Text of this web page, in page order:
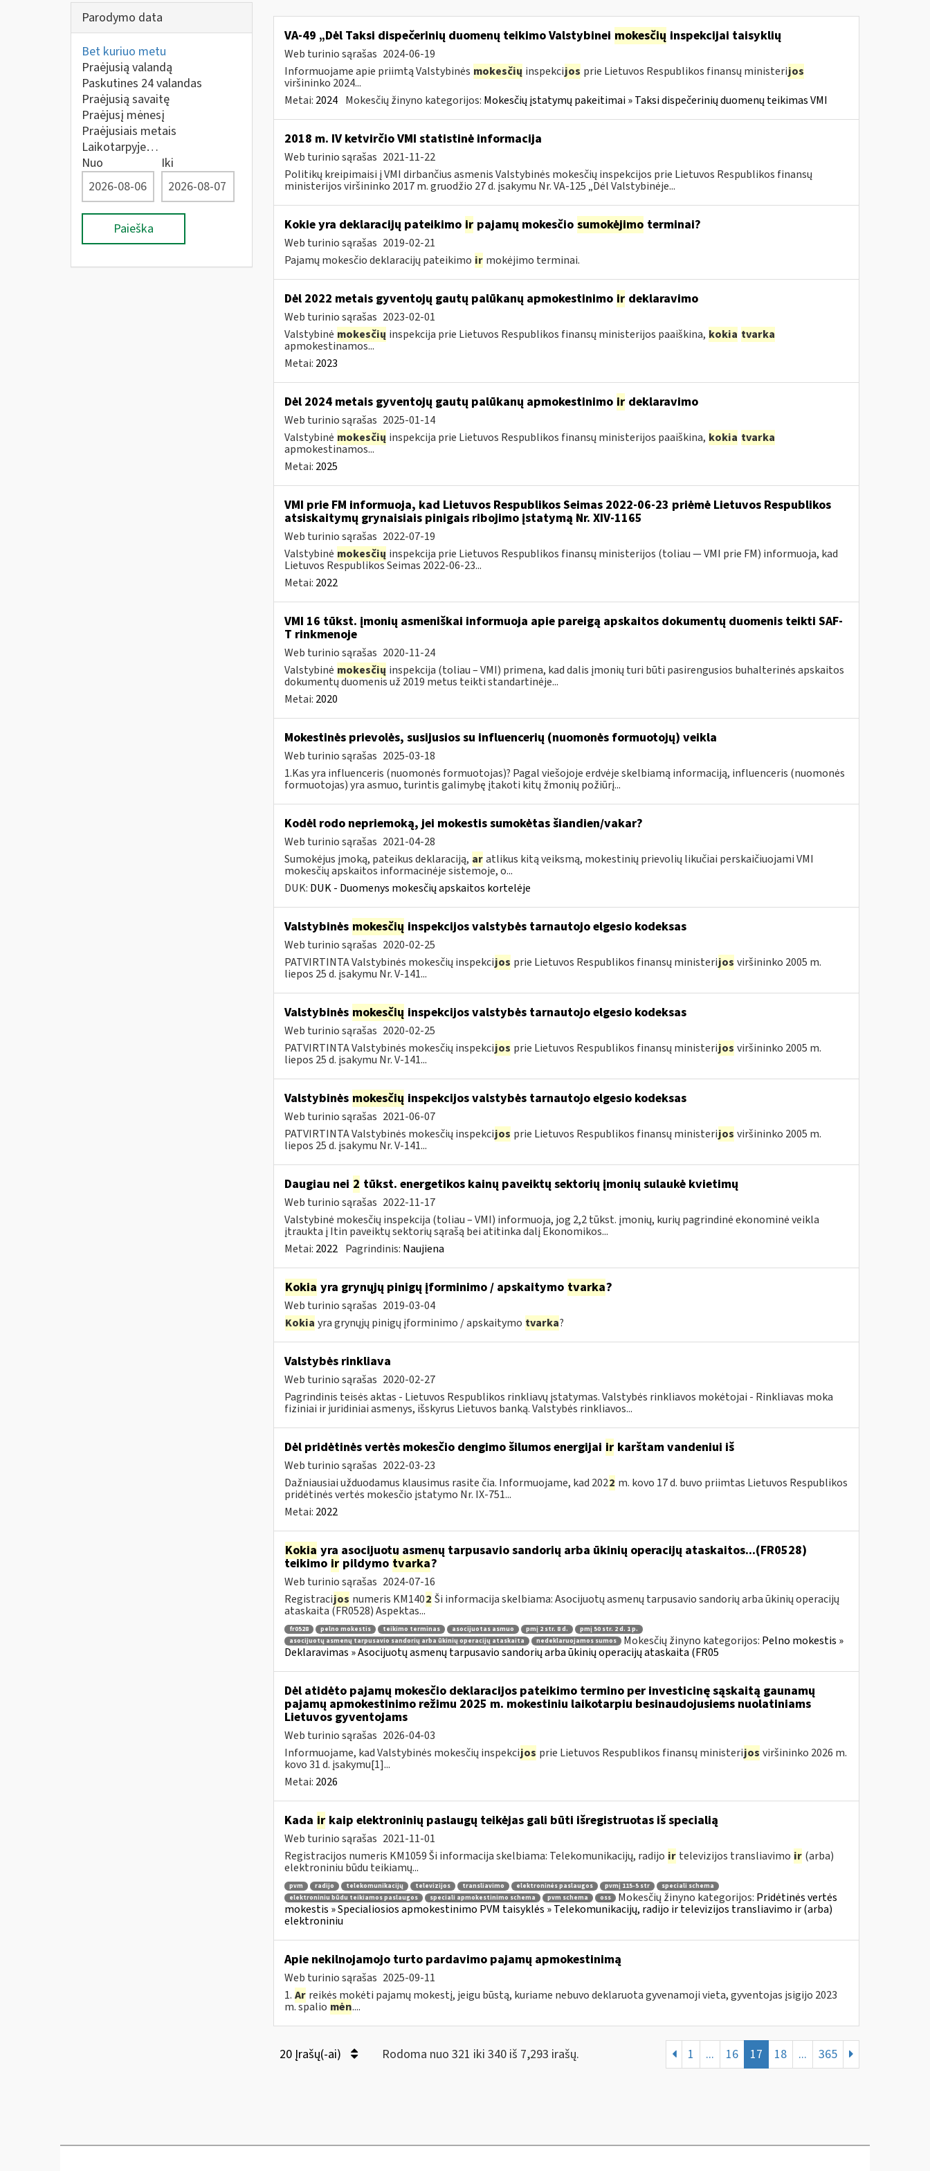
Parodymo data
Bet kuriuo metu
Praėjusią valandą
Paskutines 24 valandas
Praėjusią savaitę
Praėjusį mėnesį
Praėjusiais metais
Laikotarpyje…
Nuo
Iki
Paieška
VA-49 „Dėl Taksi dispečerinių duomenų teikimo Valstybinei mokesčių inspekcijai taisyklių
Web turinio sąrašas 2024-06-19
Informuojame apie priimtą Valstybinės mokesčių inspekcijos prie Lietuvos Respublikos finansų ministerijos
viršininko 2024...
Metai: 2024 Mokesčių žinyno kategorijos: Mokesčių įstatymų pakeitimai » Taksi dispečerinių duomenų teikimas VMI
2018 m. IV ketvirčio VMI statistinė informacija
Web turinio sąrašas 2021-11-22
Politikų kreipimaisi į VMI dirbančius asmenis Valstybinės mokesčių inspekcijos prie Lietuvos Respublikos finansų
ministerijos viršininko 2017 m. gruodžio 27 d. įsakymu Nr. VA-125 „Dėl Valstybinėje...
Kokie yra deklaracijų pateikimo irpajamų mokesčio sumokėjimo terminai?
Web turinio sąrašas 2019-02-21
Pajamų mokesčio deklaracijų pateikimo ir mokėjimo terminai.
Dėl 2022 metais gyventojų gautų palūkanų apmokestinimo irdeklaravimo
Web turinio sąrašas 2023-02-01
Valstybinė mokesčių inspekcija prie Lietuvos Respublikos finansų ministerijos paaiškina, kokia tvarka
apmokestinamos...
Metai: 2023
Dėl 2024 metais gyventojų gautų palūkanų apmokestinimo irdeklaravimo
Web turinio sąrašas 2025-01-14
Valstybinė mokesčių inspekcija prie Lietuvos Respublikos finansų ministerijos paaiškina, kokia tvarka
apmokestinamos...
Metai: 2025
VMI prie FM informuoja, kad Lietuvos Respublikos Seimas 2022-06-23 priėmė Lietuvos Respublikos
atsiskaitymų grynaisiais pinigais ribojimo įstatymą Nr. XIV-1165
Web turinio sąrašas 2022-07-19
Valstybinė mokesčių inspekcija prie Lietuvos Respublikos finansų ministerijos (toliau — VMI prie FM) informuoja, kad
Lietuvos Respublikos Seimas 2022-06-23...
Metai: 2022
VMI 16 tūkst. įmonių asmeniškai informuoja apie pareigą apskaitos dokumentų duomenis teikti SAF-
T rinkmenoje
Web turinio sąrašas 2020-11-24
Valstybinė mokesčių inspekcija (toliau – VMI) primena, kad dalis įmonių turi būti pasirengusios buhalterinės apskaitos
dokumentų duomenis už 2019 metus teikti standartinėje...
Metai: 2020
Mokestinės prievolės, susijusios su influencerių (nuomonės formuotojų) veikla
Web turinio sąrašas 2025-03-18
1.Kas yra influenceris (nuomonės formuotojas)? Pagal viešojoje erdvėje skelbiamą informaciją, influenceris (nuomonės
formuotojas) yra asmuo, turintis galimybę įtakoti kitų žmonių požiūrį...
Kodėl rodo nepriemoką, jei mokestis sumokėtas šiandien/vakar?
Web turinio sąrašas 2021-04-28
Sumokėjus įmoką, pateikus deklaraciją, ar atlikus kitą veiksmą, mokestinių prievolių likučiai perskaičiuojami VMI
mokesčių apskaitos informacinėje sistemoje, o...
DUK: DUK - Duomenys mokesčių apskaitos kortelėje
Valstybinės mokesčių inspekcijos valstybės tarnautojo elgesio kodeksas
Web turinio sąrašas 2020-02-25
PATVIRTINTA Valstybinės mokesčių inspekcijos prie Lietuvos Respublikos finansų ministerijos viršininko 2005 m.
liepos 25 d. įsakymu Nr. V-141...
Valstybinės mokesčių inspekcijos valstybės tarnautojo elgesio kodeksas
Web turinio sąrašas 2020-02-25
PATVIRTINTA Valstybinės mokesčių inspekcijos prie Lietuvos Respublikos finansų ministerijos viršininko 2005 m.
liepos 25 d. įsakymu Nr. V-141...
Valstybinės mokesčių inspekcijos valstybės tarnautojo elgesio kodeksas
Web turinio sąrašas 2021-06-07
PATVIRTINTA Valstybinės mokesčių inspekcijos prie Lietuvos Respublikos finansų ministerijos viršininko 2005 m.
liepos 25 d. įsakymu Nr. V-141...
Daugiau nei 2 tūkst. energetikos kainų paveiktų sektorių įmonių sulaukė kvietimų
Web turinio sąrašas 2022-11-17
Valstybinė mokesčių inspekcija (toliau – VMI) informuoja, jog 2,2 tūkst. įmonių, kurių pagrindinė ekonominė veikla
įtraukta į Itin paveiktų sektorių sąrašą bei atitinka dalį Ekonomikos...
Metai: 2022 Pagrindinis: Naujiena
Kokia yra grynųjų pinigų įforminimo / apskaitymo tvarka?
Web turinio sąrašas 2019-03-04
Kokia yra grynųjų pinigų įforminimo / apskaitymo tvarka?
Valstybės rinkliava
Web turinio sąrašas 2020-02-27
Pagrindinis teisės aktas - Lietuvos Respublikos rinkliavų įstatymas. Valstybės rinkliavos mokėtojai - Rinkliavas moka
fiziniai ir juridiniai asmenys, išskyrus Lietuvos banką. Valstybės rinkliavos...
Dėl pridėtinės vertės mokesčio dengimo šilumos energijai irkarštam vandeniui iš
Web turinio sąrašas 2022-03-23
Dažniausiai užduodamus klausimus rasite čia. Informuojame, kad 2022 m. kovo 17 d. buvo priimtas Lietuvos Respublikos
pridėtinės vertės mokesčio įstatymo Nr. IX-751...
Metai: 2022
Kokia yra asocijuotų asmenų tarpusavio sandorių arba ūkinių operacijų ataskaitos...(FR0528)
teikimo irpildymo tvarka?
Web turinio sąrašas 2024-07-16
Registracijos numeris KM1402 Ši informacija skelbiama: Asocijuotų asmenų tarpusavio sandorių arba ūkinių operacijų
ataskaita (FR0528) Aspektas...
fr0528 pelno mokestis teikimo terminas asocijuotas asmuo pmį 2 str. 8 d.
pmį 50 str. 2 d. 1 p.
asocijuotų asmenų tarpusavio sandorių arba ūkinių operacijų ataskaita
nedeklaruojamos sumos Mokesčių žinyno kategorijos: Pelno mokestis »
Deklaravimas » Asocijuotų asmenų tarpusavio sandorių arba ūkinių operacijų ataskaita (FR05
Dėl atidėto pajamų mokesčio deklaracijos pateikimo termino per investicinę sąskaitą gaunamų
pajamų apmokestinimo režimu 2025 m. mokestiniu laikotarpiu besinaudojusiems nuolatiniams
Lietuvos gyventojams
Web turinio sąrašas 2026-04-03
Informuojame, kad Valstybinės mokesčių inspekcijos prie Lietuvos Respublikos finansų ministerijos viršininko 2026 m.
kovo 31 d. įsakymu[1]...
Metai: 2026
Kada irkaip elektroninių paslaugų teikėjas gali būti išregistruotas iš specialią
Web turinio sąrašas 2021-11-01
Registracijos numeris KM1059 Ši informacija skelbiama: Telekomunikacijų, radijo ir televizijos transliavimo ir (arba)
elektroniniu būdu teikiamų...
pvm radijo telekomunikacijų televizijos transliavimo elektroninės paslaugos pvmį 115-5 str
speciali schema
elektroniniu būdu teikiamos paslaugos
speciali apmokestinimo schema pvm schema oss Mokesčių žinyno kategorijos: Pridėtinės vertės
mokestis » Specialiosios apmokestinimo PVM taisyklės » Telekomunikacijų, radijo ir televizijos transliavimo ir (arba)
elektroniniu
Apie nekilnojamojo turto pardavimo pajamų apmokestinimą
Web turinio sąrašas 2025-09-11
1. Ar reikės mokėti pajamų mokestį, jeigu būstą, kuriame nebuvo deklaruota gyvenamoji vieta, gyventojas įsigijo 2023
m. spalio mėn....
20 Įrašų(-ai) Rodoma nuo 321 iki 340 iš 7,293 irašų. 1 ... 16 17 18 ... 365